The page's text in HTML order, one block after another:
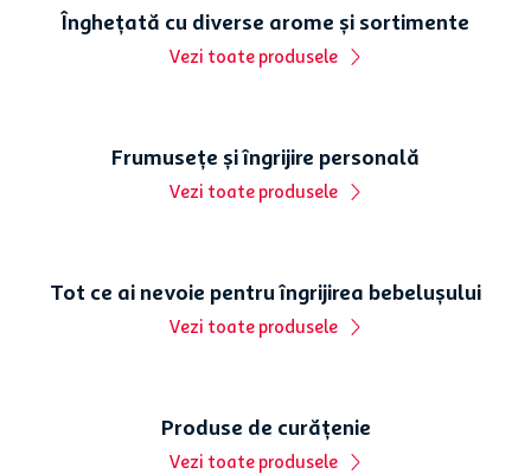
Înghețată cu diverse arome și sortimente
Vezi toate produsele
Frumusețe și îngrijire personală
Vezi toate produsele
Tot ce ai nevoie pentru îngrijirea bebelușului
Vezi toate produsele
Produse de curățenie
Vezi toate produsele